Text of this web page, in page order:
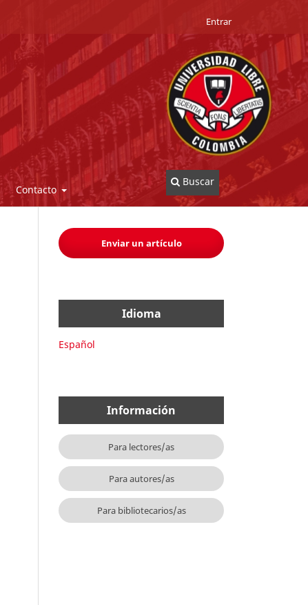
Contacto
Buscar
Entrar
Enviar un artículo
Idioma
Español
Información
Para lectores/as
Para autores/as
Para bibliotecarios/as